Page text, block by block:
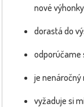
nové
dorastá do
odporúčame
je nenáročný
vyžaduje si